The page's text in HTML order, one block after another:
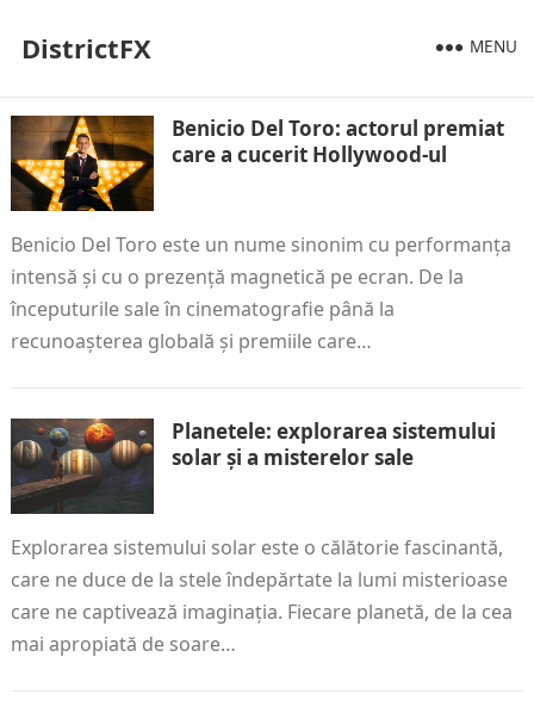
DistrictFX MENU
Benicio Del Toro: actorul premiat
care a cucerit Hollywood-ul
Benicio Del Toro este un nume sinonim cu performanța
intensă și cu o prezență magnetică pe ecran. De la
începuturile sale în cinematografie până la
recunoașterea globală și premiile care…
Planetele: explorarea sistemului
solar și a misterelor sale
Explorarea sistemului solar este o călătorie fascinantă,
care ne duce de la stele îndepărtate la lumi misterioase
care ne captivează imaginația. Fiecare planetă, de la cea
mai apropiată de soare…